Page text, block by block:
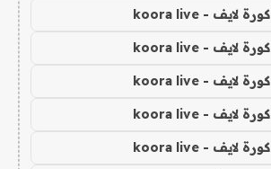
كورة لايف - koora live
كورة لايف - koora live
كورة لايف - koora live
كورة لايف - koora live
كورة لايف - koora live